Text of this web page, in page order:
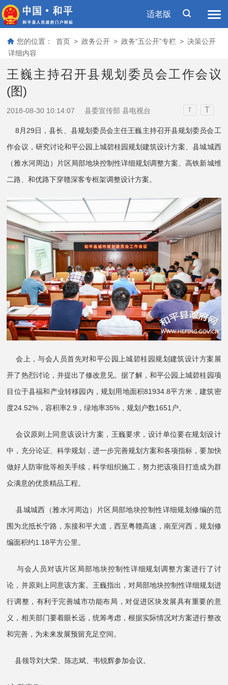
适老版
您的位置： 首页 > 政务公开 > 政务“五公开”专栏 > 决策公开
详细内容
王巍主持召开县规划委员会工作会议
(图)
2018-08-30 10:14:07 县委宣传部 县电视台 T T
8月29日，县长、县规划委员会主任王巍主持召开县规划委员会工
作会议，研究讨论和平公园上城碧桂园规划建筑设计方案、县城城西
（雅水河周边）片区局部地块控制性详细规划调整方案、高铁新城维
二路、和优路下穿赣深客专框架调整设计方案。
会上，与会人员首先对和平公园上城碧桂园规划建筑设计方案展
开了热烈讨论，并提出了修改意见。据了解，和平公园上城碧桂园项
目位于县福和产业转移园内，规划用地面积81934.8平方米，建筑密
度24.52%，容积率2.9，绿地率35%，规划户数1651户。
会议原则上同意该设计方案，王巍要求，设计单位要在规划设计
中，充分论证、科学规划，进一步完善规划方案和各项指标，要加快
做好人防审批等相关手续，科学组织施工，努力把该项目打造成为群
众满意的优质精品工程。
县城城西（雅水河周边）片区局部地块控制性详细规划修编的范
围为北抵长宁路，东接和平大道，西至粤赣高速，南至河西，规划修
编面积约1.18平方公里。
与会人员对该片区局部地块控制性详细规划调整方案进行了讨
论，并原则上同意该方案。王巍指出，对局部地块控制性详细规划进
行调整，有利于完善城市功能布局，对促进区块发展具有重要的意
义，相关部门要着眼长远，统筹考虑，根据实际情况对方案进行整改
和完善，为未来发展预留充足空间。
县领导刘大荣、陈志斌、韦锐辉参加会议。